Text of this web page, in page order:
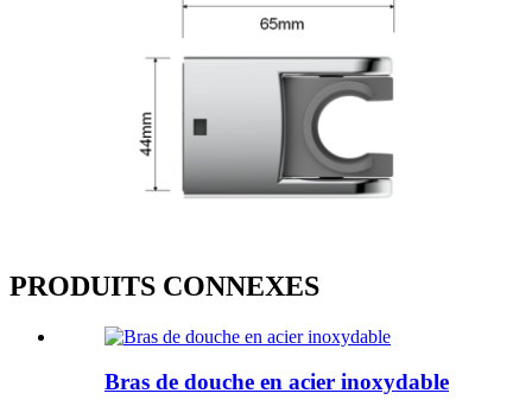
PRODUITS CONNEXES
Bras de douche en acier inoxydable